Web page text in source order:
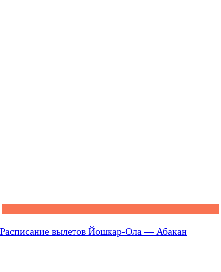
Расписание вылетов Йошкар-Ола — Абакан